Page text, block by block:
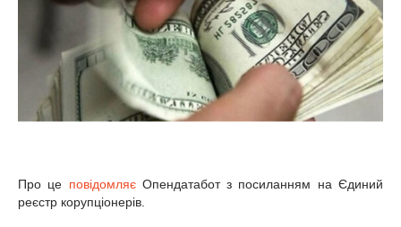
Про це повідомляє Опендатабот з посиланням на Єдиний
реєстр корупціонерів.